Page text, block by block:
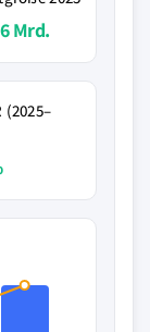
Mrd.
(2025–